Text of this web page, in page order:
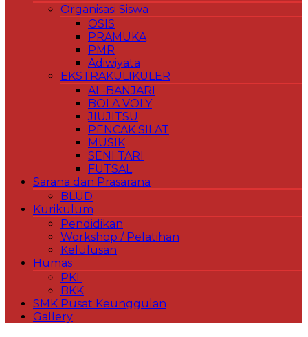
Organisasi Siswa
OSIS
PRAMUKA
PMR
Adiwiyata
EKSTRAKULIKULER
AL-BANJARI
BOLA VOLY
JIUJITSU
PENCAK SILAT
MUSIK
SENI TARI
FUTSAL
Sarana dan Prasarana
BLUD
Kurikulum
Pendidikan
Workshop / Pelatihan
Kelulusan
Humas
PKL
BKK
SMK Pusat Keunggulan
Gallery